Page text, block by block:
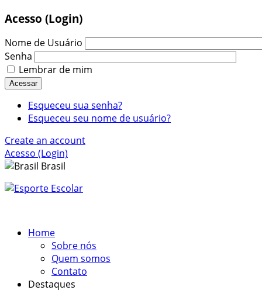
Acesso (Login)
Nome de Usuário
Senha
Lembrar de mim
Acessar
Esqueceu sua senha?
Esqueceu seu nome de usuário?
Create an account
Acesso (Login)
Brasil
Home
Sobre nós
Quem somos
Contato
Destaques